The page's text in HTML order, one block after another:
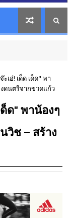
เอ๋! เด็ด เด็ด" พา
ดนตรีจากขวดแก้ว
ด็ด" พาน้องๆ
วิช – สร้าง